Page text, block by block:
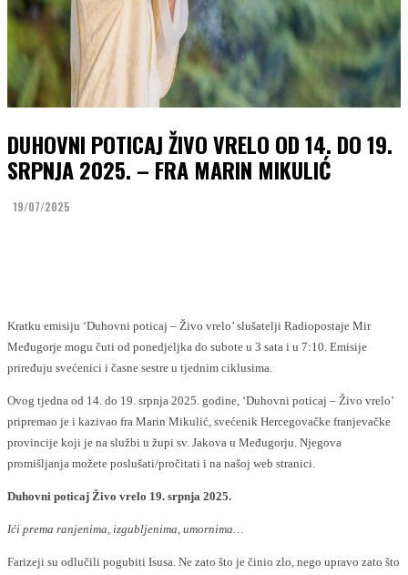
DUHOVNI POTICAJ ŽIVO VRELO OD 14. DO 19.
SRPNJA 2025. – FRA MARIN MIKULIĆ
19/07/2025
Kratku emisiju ‘Duhovni poticaj – Živo vrelo’ slušatelji Radiopostaje Mir
Međugorje mogu čuti od ponedjeljka do subote u 3 sata i u 7:10. Emisije
priređuju svećenici i časne sestre u tjednim ciklusima.
Ovog tjedna od 14. do 19. srpnja 2025. godine, ‘Duhovni poticaj – Živo vrelo’
pripremao je i kazivao fra Marin Mikulić, svećenik Hercegovačke franjevačke
provincije koji je na službi u župi sv. Jakova u Međugorju. Njegova
promišljanja možete poslušati/pročitati i na našoj web stranici.
Duhovni poticaj Živo vrelo 19. srpnja 2025.
Ići prema ranjenima, izgubljenima, umornima…
Farizeji su odlučili pogubiti Isusa. Ne zato što je činio zlo, nego upravo zato što